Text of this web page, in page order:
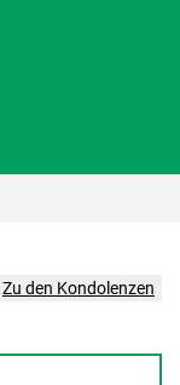
Zu den Kondolenzen